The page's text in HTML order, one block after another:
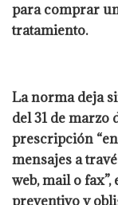
para comprar
tratamiento.
La norma deja
del 31 de marzo
prescripción
mensajes a
web, mail o
preventivo y